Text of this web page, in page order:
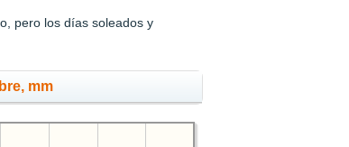
pero los días soleados y
mm